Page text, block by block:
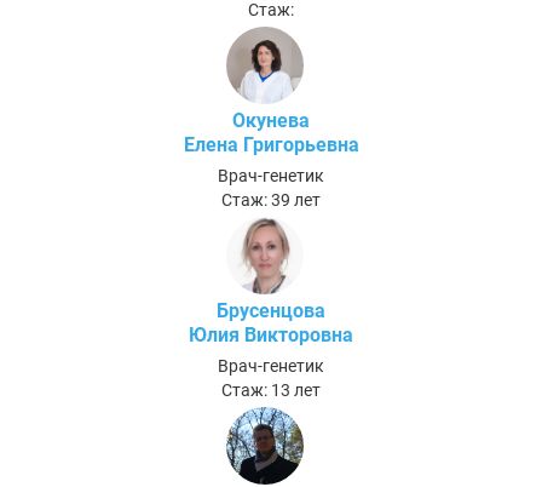
Стаж:
Окунева
Елена Григорьевна
Врач-генетик
Стаж: 39 лет
Брусенцова
Юлия Викторовна
Врач-генетик
Стаж: 13 лет